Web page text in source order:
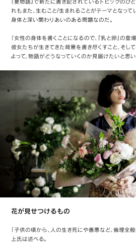
『夏物語』で新たに書き記されているトピックのひ
れもまた、生むこと/生まれることがテーマとなって
身体と深い関わりあいのある問題なのだ。
「女性の身体を書くことになるので、『乳と卵』の登
彼女たちが生きてきた背景を書き尽くすこと、そし
よって、物語がどうなっていくのか見届けたいと思い
花が見せつけるもの
「子供の頃から、人の生き死にや善悪など、倫理全
上氏は述べる。